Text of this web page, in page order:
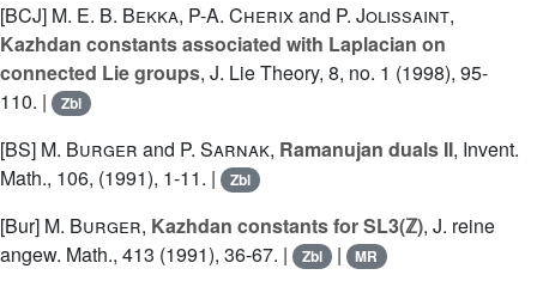
[BCJ] M. E. B. Bekka, P-A. Cherixand P. Jolissaint,
Kazhdan constants associated with Laplacian on
connected Lie groups, J. Lie Theory, 8, no. 1 (1998), 95-
110. |
Zbl
[BS] M. Burger and P. Sarnak, Ramanujan duals II, Invent.
Math., 106, (1991), 1-11. |
Zbl
[Bur] M. Burger, Kazhdan constants for SL3(ℤ), J. reine
angew. Math., 413 (1991), 36-67. |
Zbl | MR